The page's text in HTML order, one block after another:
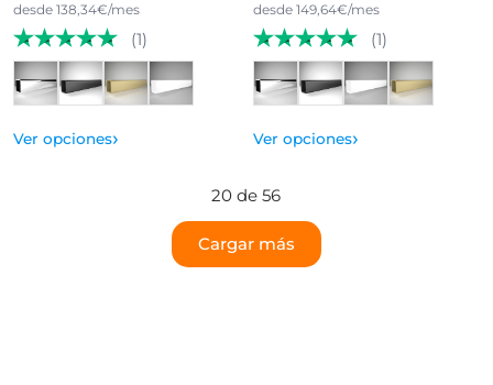
desde 138,34€/mes
(1)
Ver opciones›
desde 149,64€/mes
(1)
Ver opciones›
20 de 56
Cargar más